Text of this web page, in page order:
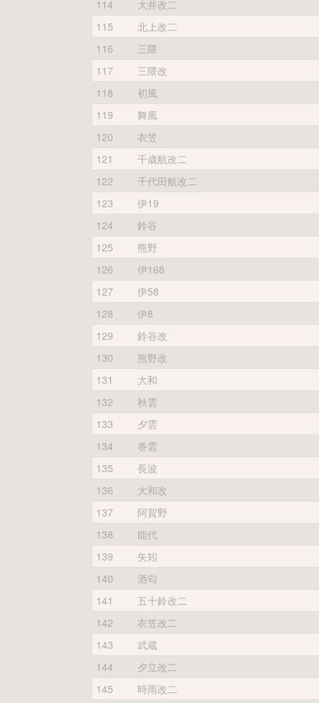
114
大井改二
115
北上改二
116
三隈
117
三隈改
118
初風
119
舞風
120
衣笠
121
千歳航改二
122
千代田航改二
123
伊19
124
鈴谷
125
熊野
126
伊168
127
伊58
128
伊8
129
鈴谷改
130
熊野改
131
大和
132
秋雲
133
夕雲
134
巻雲
135
長波
136
大和改
137
阿賀野
138
能代
139
矢矧
140
酒匂
141
五十鈴改二
142
衣笠改二
143
武蔵
144
夕立改二
145
時雨改二